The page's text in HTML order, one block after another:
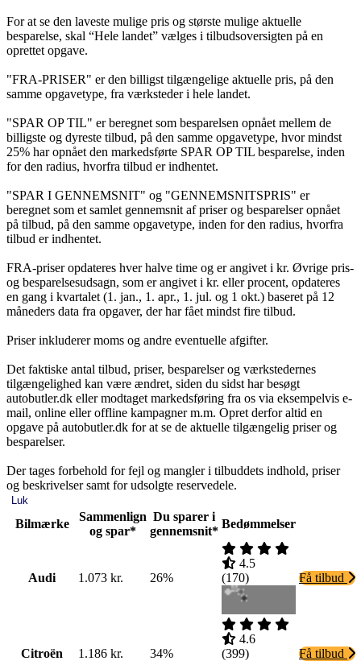
For at se den laveste mulige pris og største mulige aktuelle
besparelse, skal “Hele landet” vælges i tilbudsoversigten på en
oprettet opgave.
"FRA-PRISER" er den billigst tilgængelige aktuelle pris, på den
samme opgavetype, fra værksteder i hele landet.
"SPAR OP TIL" er beregnet som besparelsen opnået mellem de
billigste og dyreste tilbud, på den samme opgavetype, hvor mindst
25% har opnået den markedsførte SPAR OP TIL besparelse, inden
for den radius, hvorfra tilbud er indhentet.
"SPAR I GENNEMSNIT" og "GENNEMSNITSPRIS" er
beregnet som et samlet gennemsnit af priser og besparelser opnået
på tilbud, på den samme opgavetype, inden for den radius, hvorfra
tilbud er indhentet.
FRA-priser opdateres hver halve time og er angivet i kr. Øvrige pris-
og besparelsesudsagn, som er angivet i kr. eller procent, opdateres
en gang i kvartalet (1. jan., 1. apr., 1. jul. og 1 okt.) baseret på 12
måneders data fra opgaver, der har fået mindst fire tilbud.
Priser inkluderer moms og andre eventuelle afgifter.
Det faktiske antal tilbud, priser, besparelser og værkstedernes
tilgængelighed kan være ændret, siden du sidst har besøgt
autobutler.dk eller modtaget markedsføring fra os via eksempelvis e-
mail, online eller offline kampagner m.m. Opret derfor altid en
opgave på autobutler.dk for at se de aktuelle tilgængelig priser og
besparelser.
Der tages forbehold for fejl og mangler i tilbuddets indhold, priser
og beskrivelser samt for udsolgte reservedele.
Luk
Bilmærke
Sammenlign
og spar*
Du sparer i
gennemsnit*
Bedømmelser
Audi 1.073 kr. 26%
4.5
(170) Få tilbud
Citroën 1.186 kr. 34%
4.6
(399) Få tilbud